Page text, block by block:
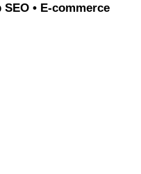
• E-commerce